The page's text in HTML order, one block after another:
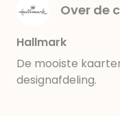
Over de
Hallmark
De mooiste
designafdeling.